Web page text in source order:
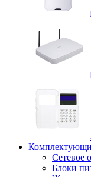
Сетевое
Блоки